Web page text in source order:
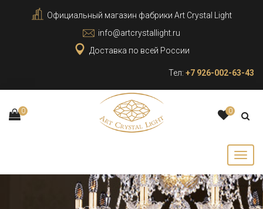
Официальный магазин фабрики Art Crystal Light
info@artcrystallight.ru
Доставка по всей России
Тел: +7 926-002-63-43
0 0